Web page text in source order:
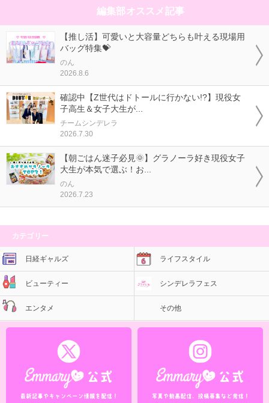
編集部オススメ記事
【推し活】可愛いと大容量どちらも叶える現場用
バッグ特集💝
のん
2026.8.6
確認中【Z世代はドトールに行かない!?】現役女
子高生＆女子大生が...
チームシンデレラ
2026.7.30
【朝ごはん迷子必見🌞】グラノーラ好き現役女子
大生が本気で選ぶ！お...
のん
2026.7.23
カテゴリー
日経ギャルズ ライフスタイル
ビューティー シンデレラフェス
エンタメ その他